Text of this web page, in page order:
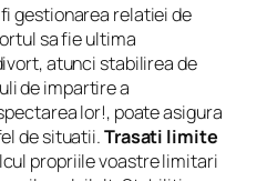
gestionarea relatiei de
sa fie ultima
atunci stabilirea de
de impartire a
lor!, poate asigura
de situatii.Trasati limite
propriile voastre limitari